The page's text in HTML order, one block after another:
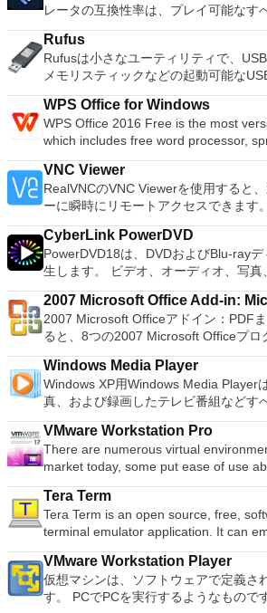
換パーティションを回復する
sounds together. Change the speed or pitch of a recording.
レータの互換性率は、プレイ可能なす
以上を誇っています。かなり強力なコ
いる場合、PCSX2は優れたエミュレー
アプリケーションはローエンドコンピ
供するため、Playstation 2コンソール
PCで動作するゲームを見ることができます。
ーターを使用すると、PS2コントロー
プレイステーション体験をシミュレー
ケーションでは、ディスクからゲーム
ハードドライブからISOイメージとし
す。 主な機能は次のとおりです。 Savestates：ボタンを1つ
押すだけで、ゲームの現在の「状態」
限のメモリーカード：好きなだけメモ
8MBから64MBまでの単一の物理カー
した。 高解像度グラフィックス：
1080pまたは4K HDでゲームをプレイ
ゲームを高い精度でエミュレートでき
ーターを切り替えることができます。
労し、時々フリーズまたはクラッシュ
を使用するには、コンソールから抽出
BIOSが必要です。
Rufus
Rufusは小さなユーティリティで、
メモリスティックなどの起動可能な
フォーマットおよび作成できます。 Rufusは、次のシナリオで
役立ちます。 Windows、Linux、およびUEFI用の起動可能な
ISOからUSBインストールメディアを
合。 OSがインストールされていないシステムで作業する必要
がある場合。 BIOSまたはその他のファームウェアをDOSから
フラッシュする必要がある場合。 低レ
を実行する必要がある場合。 Rufusは次の* ISOで動作しま
す：Arch Linux、Archbang、BartPE /
Damn Small Linux、Fedora、
gNewSense、Hiren&#39;s Boot CD、
Kubuntu、Linux Mint、NT Password
OpenSUSE、Parted Magic、
Rescue Kit、Ubuntu、Ultimate Boot
以降）、Windows Server 2003 R2、
Windows 7、Windows 8。 *このリストは完全ではありませ
ア語、マレーシア語、セシュティナ、
語、スペイン語、フランス語、フルバ
トヴィエシュ、リエトゥビウ、マジャ
ク、ポルスキ、ポルトガル、ポルトガ
スロベンツキー、スロヴェンスキー
Svenska、Türkçe。
WPS Office for Windows
WPS Office 2016 Free is the most
which includes free word processor,
and presentation maker. With these
easily be able to deal with any office
Office 2016 Free has multiple
French, German, Spanish,
languages. To switch between languages
single click! Despite being a free suite, WPS Office comes
with many innovative features, such
adjustment tool and multiple tabbed
converter, spell check and word count
2016 Personal Edition supports
Roaming and Docer online templates. Key features include:
Writer Efficient word processor.
presentations creator. Spreadsheets
processing and analysis. 100%
document file types (.docx, .pptx,
support (iOS and Android). WPS Cloud
Although it is a free suite, WPS Office
many innovative features, including a
adjustment tool int he Writer program.
converter, automatic spell checking
It also has some neat tools such as
document, and converting PowerPoint
support. Overall, WPS Office 2016 Free is a good alternative
to Microsoft's offering. The Writer
processor; the Presentation program
effective slide show maker that helps
VNC Viewer
RealVNCのVNC Viewerを使用すると
ーに瞬時にリモートアクセスできます
またはLinuxマシン、世界中のどこか
使用すると、コンピューターのデスク
ンピューターの前に直接座っているか
ードを制御したりできます。 VNC Viewerは、インストールと
使用が簡単です。制御したいデバイス
し、指示に従ってください。オプショ
モート展開に使用可能なMSIがありま
トフォームにVNC Viewerをインストー
は、スタンドアロンオプションを選択
主な機能は次のとおりです。 クラウド
Connectを実行しているコンピューターに
Screen Sharing（ARD）などのサード
ソフトウェアを実行しているコンピュ
す。 各デバイスでVNC Viewerにサイ
バイス間の接続をバックアップおよび
の高度なキーが含まれています。 Bluetoothキーボードのサポ
ート。 VNC Connectサブスクリプションには、無料、有料、
試用の3つのバージョンがあります。
ンごとに、RealVNCのWebサイトにア
ューターにVNC Connectをダウンロー
に、RealVNCアカウントの資格情報を
シンでVNC Viewerにサインインしま
CyberLink PowerDVD
PowerDVD18は、DVDおよびBlu-ray
生します。 ビデオ、オーディオ、写真
ツ、さらにはYouTubeやVimeoにとっ
要なエンターテイメントの仲間です。 Ultra HD HDR TVとサ
ラウンドサウンドシステムの可能性を
の増え続けるコレクションへのアクセ
か、PCまたはラップトップでの比類
自の強化により、どこにいても簡単に
新機能は次のとおりです。 4K DHR向けに最適化 Ultra HD
Blu-ray、4K、HEVC / H.265および
ト全画面モードで21：9モニターで
オンのミニビューでYouTubeライブを
Vimeoで4K HDRおよび360ビデオを再
の向上：Microsoft Mixed Realityヘッ
およびOculus Riftをサポート Fire TVと
注：これは商用トライアルです。
2007 Microsoft Office Add-in:
PDF or XPS
2007 Microsoft Officeアドイン：PDF
ると、8つの2007 Microsoft Officeプロ
XPS形式にエクスポートして保存でき
すると、これらのプログラムのサブセ
XPS形式の電子メール添付ファイルと
ます（特定の機能はプログラムによっ
ダウンロードは、次のOfficeプログラ
Microsoft Office Access 2007。 Microsoft Office Excel 2007。
Microsoft Office InfoPath 2007。 Microsoft Office OneNote
2007。 Microsoft Office PowerPoint 2007。 Microsoft Office
Publisher 2007。 Microsoft Office Visio 2007。 Microsoft
Office Word 2007。 2007 Microsoft Officeプログラムのこの
Microsoft Save as PDFまたはXPSアド
Office systemソフトウェアの補足条項
Office systemソフトウェアのライセン
す。 システム要件：サポートされてい
ステム。 Windows Server 2003、
Windows Media Player
Windows XP用Windows Media Player
真、および録画したテレビ番組などす
適な機能を搭載しています。 再生、
めのポータブル デバイスとの同期、さ
との共有も、すべて1か所で行えます。 シンプルなデザイン
まったく新しい外観でデジタル エンタ
ます。 大好きな音楽をより多く - デジ
楽しくなります。 エンターテイメント
音楽、ビデオ、写真、録画したテレビ
しめます。 どこでも楽しめる - どこに
写真にアクセスできます。
VMware Workstation Pro
There are numerous virtual
market today, some put ease of use
place integration above stability.
the easiest to use, the fastest and the
it comes to evaluating a new OS, or
patches, in an isolated and safe
Features include: Powerful 3D Graphics - DirectX 10* and
OpenGL 3.3 support. VMware
anywhere on VMware software.
Support - Drag and drop VMs
Tera Term
Tera Term is an open source, free,
terminal emulator application. It can emulate different
computer terminals, from DEC VT100
supports telnet, SSH 1 & 2 and serial port connections. It
has a built-in macro scripting language
plugins. Key features include: Automatically creates logs with
VMware Workstation Player
仮想マシンは、ソフトウェアで定義さ
す。 PCでPCを実行するようなもので